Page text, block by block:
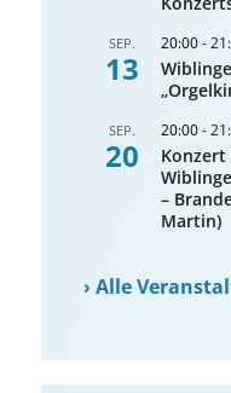
SEP.
13
20:00-
SEP.
20
20:00-
Konzert
–
Martin)
›Alle